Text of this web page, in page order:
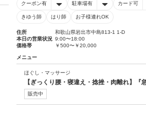
クーポン有 駐車場有 カード可
きゆう師 はり師 お子様連れOK
住所
和歌山県岩出市中島813-1 1-D
本日の営業状況 9:00〜18:00
価格帯
￥500〜￥20,000
メニュー
ほぐし・マッサージ
【ぎっくり腰・寝違え・捻挫・肉離れ】『
販売中